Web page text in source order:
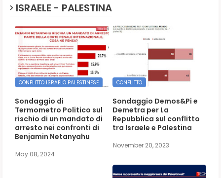
ISRAELE - PALESTINA
CONFLITTO ISRAELO PALESTINESE
Sondaggio di
Termometro Politico sul
rischio di un mandato di
arresto nei confronti di
Benjamin Netanyahu
May 08, 2024
CONFLITTO
Sondaggio Demos&Pi e
Demetra per La
Repubblica sul conflitto
tra Israele e Palestina
November 20, 2023